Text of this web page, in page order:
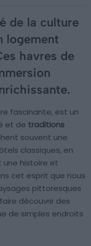
de la culture
logement
havres de
fascinante, est un
et de traditions
souvent une
classiques, en
histoire et
cet esprit que nous
pittoresques
découvrir des
de simples endroits